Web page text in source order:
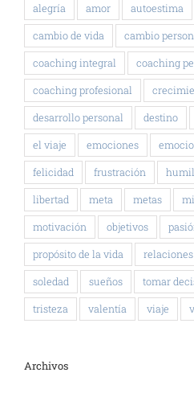
alegría amor autoestima
cambio de vida cambio
coaching integral coaching
coaching profesional
desarrollo personal destino
el viaje emociones
felicidad frustración
libertad meta metas
motivación objetivos
propósito de la vida
soledad sueños tomar
tristeza valentía viaje
Archivos